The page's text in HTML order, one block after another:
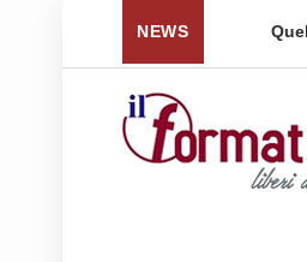
NEWS
per tornare a ...